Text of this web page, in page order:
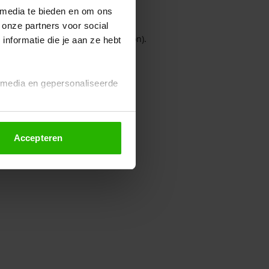
te bieden en om ons
partners voor social
die je aan ze hebt
en gepersonaliseerde
altijd wijzigen of
Accepteren
console for more information).